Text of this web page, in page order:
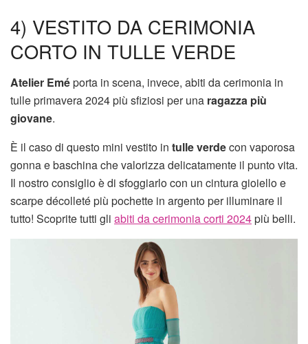
4) VESTITO DA CERIMONIA
CORTO IN TULLE VERDE
Atelier Eméporta in scena, invece, abiti da cerimonia in
tulle primavera 2024 più sfiziosi per una ragazza più
giovane.
È il caso di questo mini vestito in tulle verdecon vaporosa
gonna e baschina che valorizza delicatamente il punto vita.
Il nostro consiglio è di sfoggiarlo con un cintura gioiello e
scarpe décolleté più pochette in argento per illuminare il
tutto! Scoprite tutti gli abiti da cerimonia corti 2024più belli.